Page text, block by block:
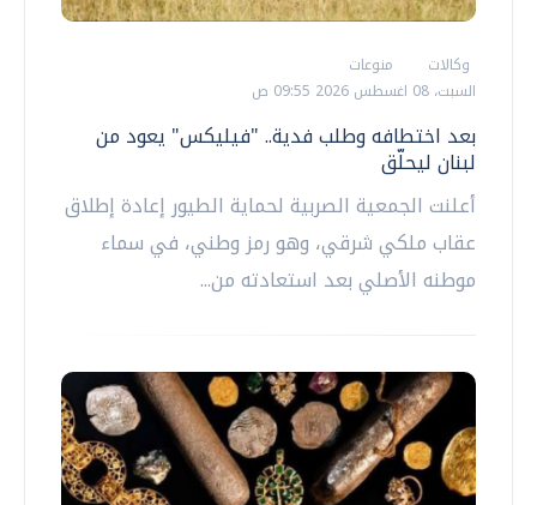
وكالات
منوعات
السبت، 08 اغسطس 2026 09:55 ص
بعد اختطافه وطلب فدية.. "فيليكس" يعود من
لبنان ليحلّق
أعلنت الجمعية الصربية لحماية الطيور إعادة إطلاق
عقاب ملكي شرقي، وهو رمز وطني، في سماء
موطنه الأصلي بعد استعادته من...